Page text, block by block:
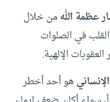
عظمة اللهمن خلال
في الصلوات
الإلهية.
هو أحد أخطر